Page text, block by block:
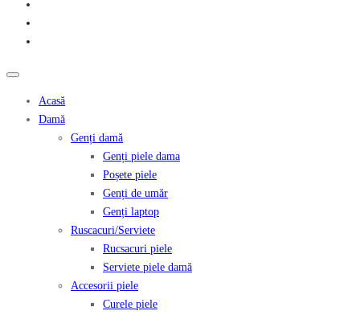
Acasă
Damă
Genți damă
Genți piele dama
Poșete piele
Genți de umăr
Genți laptop
Ruscacuri/Serviete
Rucsacuri piele
Serviete piele damă
Accesorii piele
Curele piele